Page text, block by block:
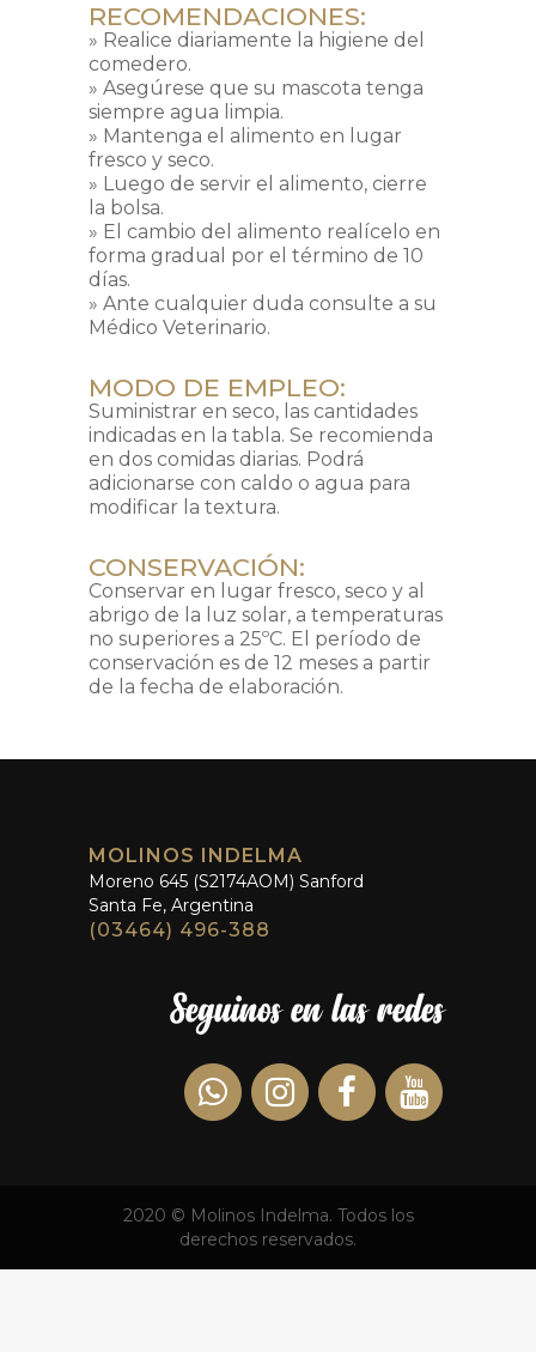
RECOMENDACIONES:
» Realice diariamente la higiene del
comedero.
» Asegúrese que su mascota tenga
siempre agua limpia.
» Mantenga el alimento en lugar
fresco y seco.
» Luego de servir el alimento, cierre
la bolsa.
» El cambio del alimento realícelo en
forma gradual por el término de 10
días.
» Ante cualquier duda consulte a su
Médico Veterinario.
MODO DE EMPLEO:
Suministrar en seco, las cantidades
indicadas en la tabla. Se recomienda
en dos comidas diarias. Podrá
adicionarse con caldo o agua para
modificar la textura.
CONSERVACIÓN:
Conservar en lugar fresco, seco y al
abrigo de la luz solar, a temperaturas
no superiores a 25ºC. El período de
conservación es de 12 meses a partir
de la fecha de elaboración.
MOLINOS INDELMA
Moreno 645 (S2174AOM) Sanford
Santa Fe, Argentina
(03464) 496-388
2020 © Molinos Indelma. Todos los
derechos reservados.